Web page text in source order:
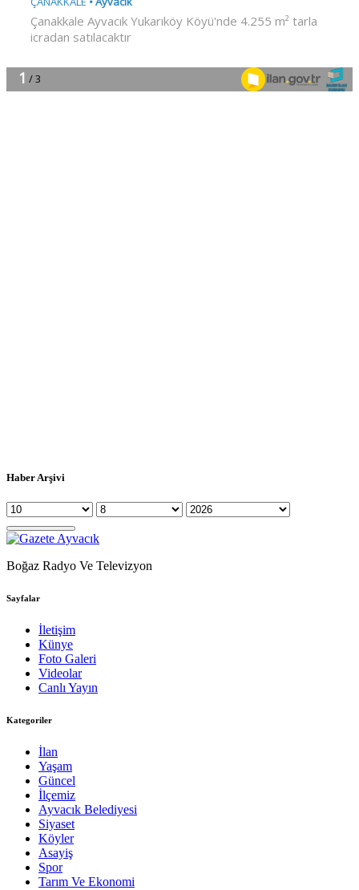
Haber Arşivi
Boğaz Radyo Ve Televizyon
Sayfalar
İletişim
Künye
Foto Galeri
Videolar
Canlı Yayın
Kategoriler
İlan
Yaşam
Güncel
İlçemiz
Ayvacık Belediyesi
Siyaset
Köyler
Asayiş
Spor
Tarım Ve Ekonomi